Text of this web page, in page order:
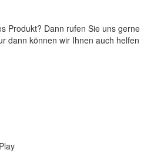
Produkt? Dann rufen Sie uns gerne
dann können wir Ihnen auch helfen